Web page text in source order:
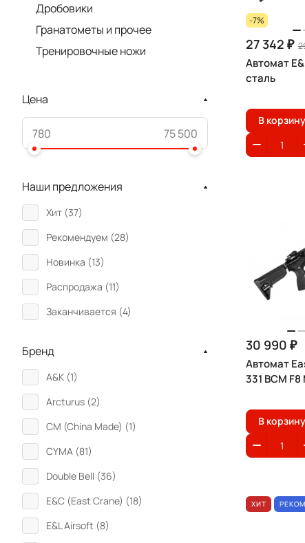
-7%
27 342 ₽
Автомат
сталь
В корзину
30 990 ₽
Автомат
331 BCM F8
В корзину
ХИТ
Дробовики
Гранатометы и прочее
Тренировочные ножи
Цена
Наши предложения
Хит (37)
Рекомендуем (28)
Новинка (13)
Распродажа (11)
Заканчивается (4)
Бренд
A&K (1)
Arcturus (2)
CM (China Made) (1)
CYMA (81)
Double Bell (36)
E&C (East Crane) (18)
E&L Airsoft (8)